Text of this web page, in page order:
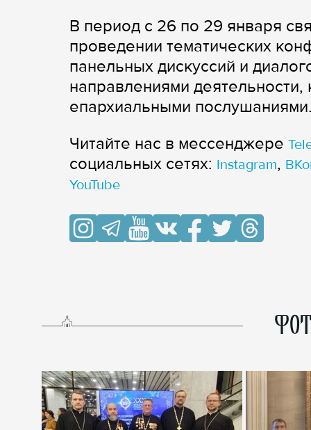
В период с 26 по 29 января
проведении тематических
панельных дискуссий и
направлениями
епархиальными
Читайте нас в мессенджере
cоциальных сетях: Instagram,
YouTube